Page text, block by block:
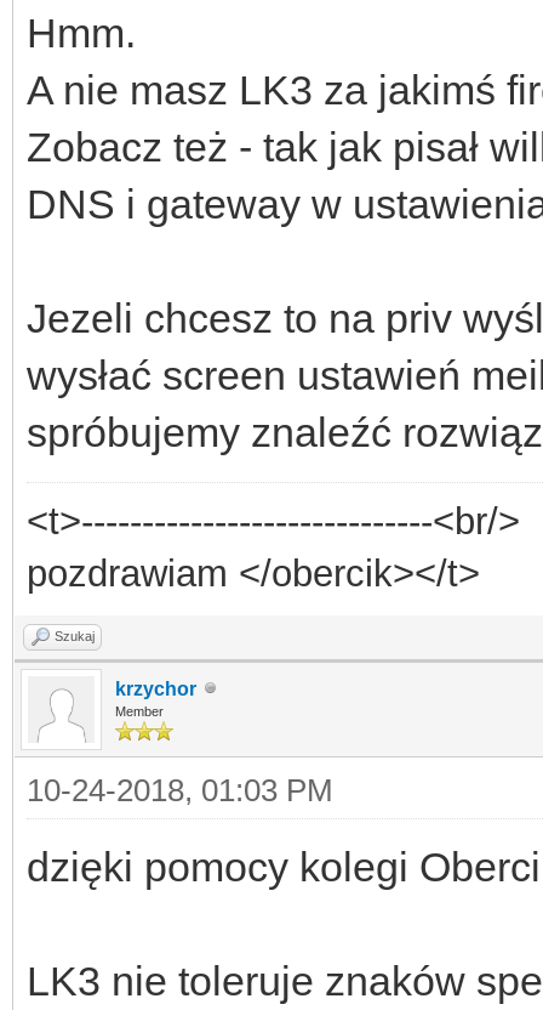
Hmm.
A nie masz LK3 za jakimś
Zobacz też - tak jak pisał
DNS i gateway w
Jezeli chcesz to na priv
wysłać screen ustawień
spróbujemy znaleźć
<t>-----------------------------<br/>
pozdrawiam </obercik></t>
Szukaj
krzychor
Member
10-24-2018, 01:03 PM
dzięki pomocy kolegi
LK3 nie toleruje znaków